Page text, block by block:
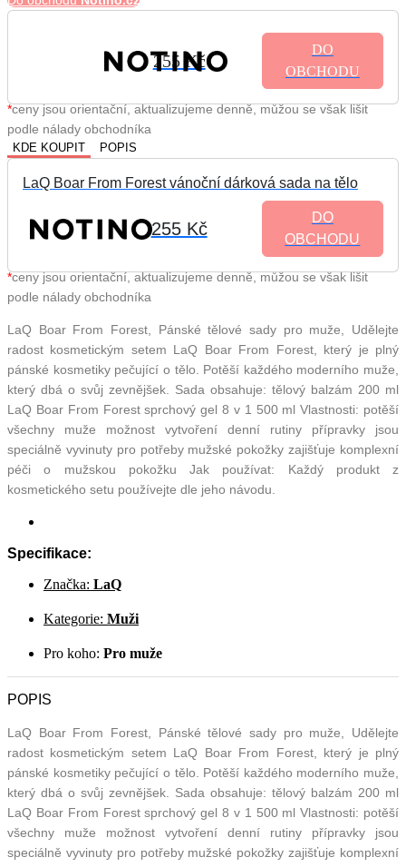
255 Kč
DO
OBCHODU
*ceny jsou orientační, aktualizujeme denně, můžou se však lišit
podle nálady obchodníka
KDE KOUPIT POPIS
LaQ Boar From Forest vánoční dárková sada na tělo
255 Kč
DO
OBCHODU
*ceny jsou orientační, aktualizujeme denně, můžou se však lišit
podle nálady obchodníka
LaQ Boar From Forest, Pánské tělové sady pro muže, Udělejte
radost kosmetickým setem LaQ Boar From Forest, který je plný
pánské kosmetiky pečující o tělo. Potěší každého moderního muže,
který dbá o svůj zevnějšek. Sada obsahuje: tělový balzám 200 ml
LaQ Boar From Forest sprchový gel 8 v 1 500 ml Vlastnosti: potěší
všechny muže možnost vytvoření denní rutiny přípravky jsou
speciálně vyvinuty pro potřeby mužské pokožky zajišťuje komplexní
péči o mužskou pokožku Jak používat: Každý produkt z
kosmetického setu používejte dle jeho návodu.
Specifikace:
Značka: LaQ
Kategorie: Muži
Pro koho: Pro muže
POPIS
LaQ Boar From Forest, Pánské tělové sady pro muže, Udělejte
radost kosmetickým setem LaQ Boar From Forest, který je plný
pánské kosmetiky pečující o tělo. Potěší každého moderního muže,
který dbá o svůj zevnějšek. Sada obsahuje: tělový balzám 200 ml
LaQ Boar From Forest sprchový gel 8 v 1 500 ml Vlastnosti: potěší
všechny muže možnost vytvoření denní rutiny přípravky jsou
speciálně vyvinuty pro potřeby mužské pokožky zajišťuje komplexní